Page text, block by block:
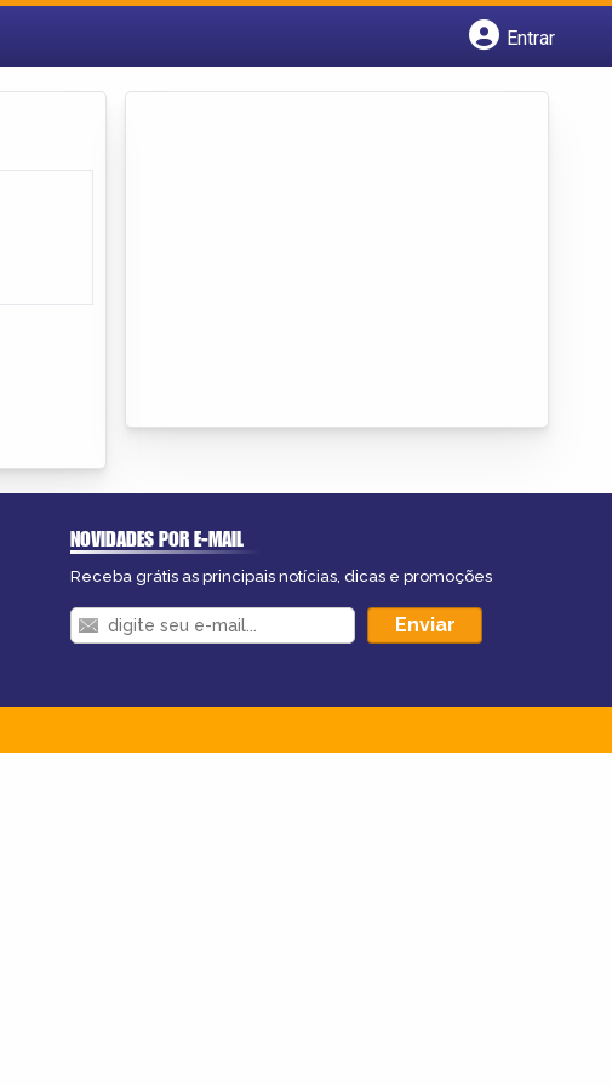
Entrar
NOVIDADES POR E-MAIL
Receba grátis as principais notícias, dicas e promoções